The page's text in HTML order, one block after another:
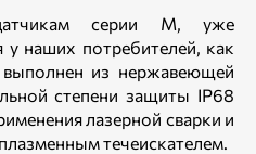
серии М, уже
наших потребителей, как
из нержавеющей
степени защиты IP68
лазерной сварки и
течеискателем.